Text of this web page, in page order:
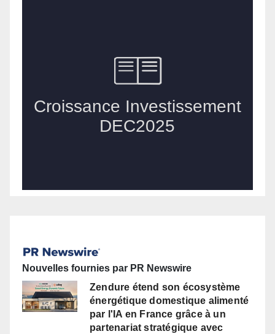
Nouvelles fournies par PR Newswire
Zendure étend son écosystème
énergétique domestique alimenté
par l'IA en France grâce à un
partenariat stratégique avec